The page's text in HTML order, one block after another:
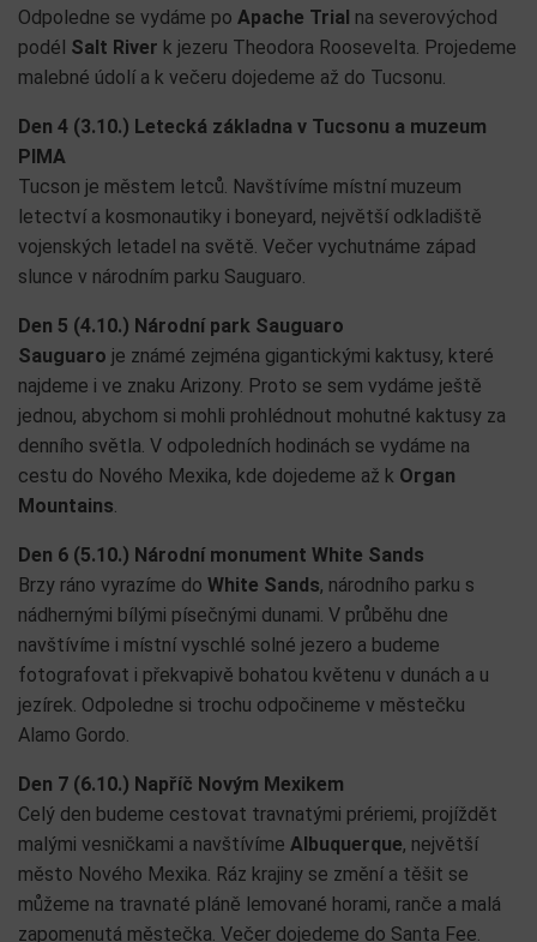
Odpoledne se vydáme po Apache Trial na severovýchod
podél Salt River k jezeru Theodora Roosevelta. Projedeme
malebné údolí a k večeru dojedeme až do Tucsonu.
Den 4 (3.10.) Letecká základna v Tucsonu a muzeum
PIMA
Tucson je městem letců. Navštívíme místní muzeum
letectví a kosmonautiky i boneyard, největší odkladiště
vojenských letadel na světě. Večer vychutnáme západ
slunce v národním parku Sauguaro.
Den 5 (4.10.) Národní park Sauguaro
Sauguaro je známé zejména gigantickými kaktusy, které
najdeme i ve znaku Arizony. Proto se sem vydáme ještě
jednou, abychom si mohli prohlédnout mohutné kaktusy za
denního světla. V odpoledních hodinách se vydáme na
cestu do Nového Mexika, kde dojedeme až k Organ
Mountains
Den 6 (5.10.) Národní monument White Sands
Brzy ráno vyrazíme do White Sands, národního parku s
nádhernými bílými písečnými dunami. V průběhu dne
navštívíme i místní vyschlé solné jezero a budeme
fotografovat i překvapivě bohatou květenu v dunách a u
jezírek. Odpoledne si trochu odpočineme v městečku
Alamo Gordo.
Den 7 (6.10.) Napříč Novým Mexikem
Celý den budeme cestovat travnatými prériemi, projíždět
malými vesničkami a navštívíme Albuquerque, největší
město Nového Mexika. Ráz krajiny se změní a těšit se
můžeme na travnaté pláně lemované horami, ranče a malá
zapomenutá městečka. Večer dojedeme do Santa Fee.